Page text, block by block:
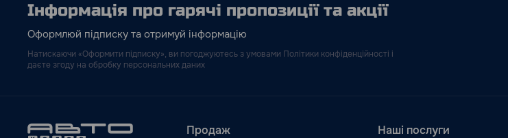
Інформація про гарячі пропозиції та акції
Оформлюй підписку та отримуй інформацію
Натискаючи «Оформити підписку», ви погоджуютесь з умовами Політики конфіденційності і
даєте згоду на обробку персональних даних
Продаж Наші послуги